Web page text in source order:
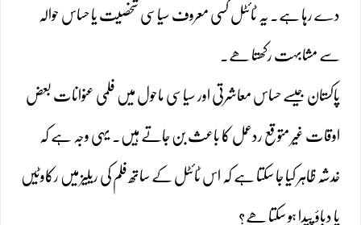
دے رہا ہے۔ یہ ٹائٹل کسی معروف سیاسی شخصیت یا حساس حوالہ
سے مشابہت رکھتا ھے۔
پاکستان جیسے حساس معاشرتی اور سیاسی ماحول میں فلمی عنوانات بعض
اوقات غیر متوقع ردعمل کا باعث بن جاتے ہیں۔ یہی وجہ ہے کہ
خدشہ ظاہر کیا جا سکتا ہے کہ اس ٹائٹل کے ساتھ فلم کی ریلیز میں رکاوٹیں
یا دباؤ پیدا ہو سکتا ھے؟